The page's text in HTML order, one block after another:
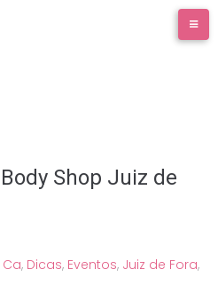
Shop Juiz de
, Dicas, Eventos, Juiz de Fora,